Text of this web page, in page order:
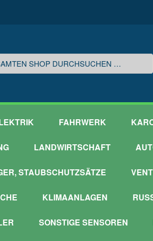
FAHRWERK
LANDWIRTSCHAFT
STAUBSCHUTZSÄTZE
KLIMAANLAGEN
SONSTIGE SENSOREN